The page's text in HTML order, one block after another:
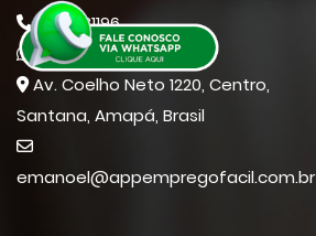
9633131196
9633131196
Av. Coelho Neto 1220, Centro,
Santana, Amapá, Brasil
emanoel@appempregofacil.com.br